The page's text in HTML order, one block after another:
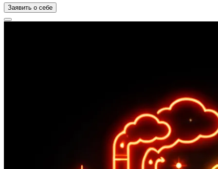
Заявить о себе